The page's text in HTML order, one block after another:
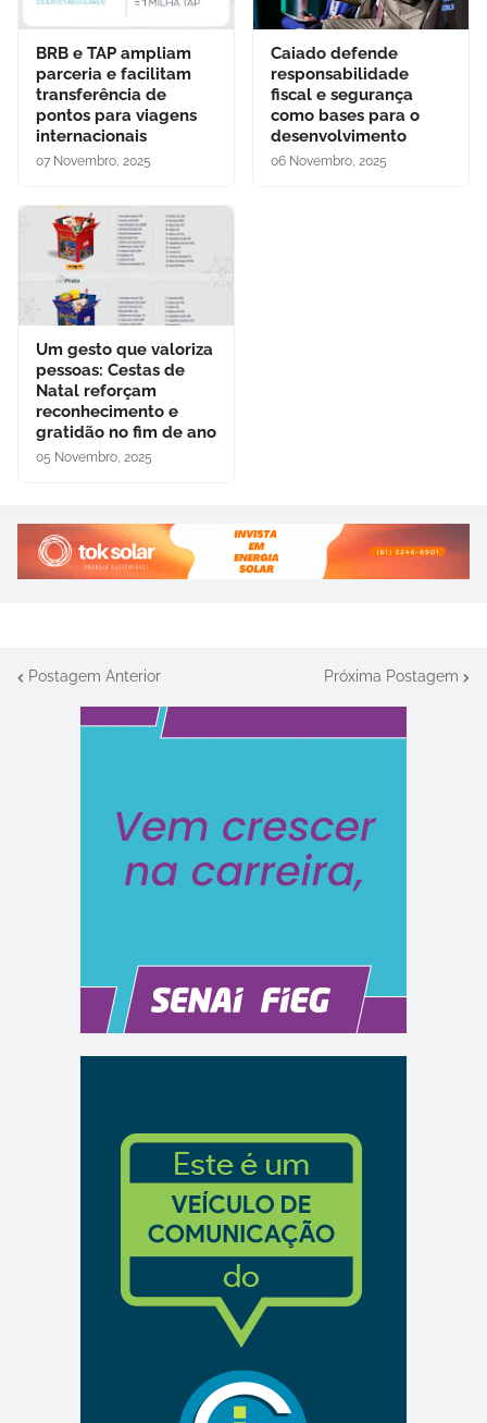
BRB e TAP ampliam
parceria e facilitam
transferência de
pontos para viagens
internacionais
07 Novembro, 2025
Caiado defende
responsabilidade
fiscal e segurança
como bases para o
desenvolvimento
06 Novembro, 2025
Um gesto que valoriza
pessoas: Cestas de
Natal reforçam
reconhecimento e
gratidão no fim de ano
05 Novembro, 2025
Postagem Anterior Próxima Postagem